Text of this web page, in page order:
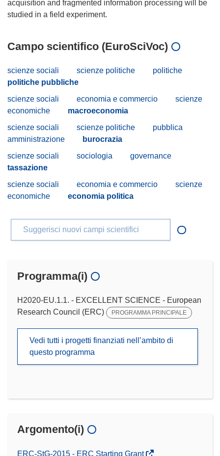
acquisition and fragmented information processing will be
Campo scientifico (EuroSciVoc)
scienze sociali scienze politiche
politiche
politiche pubbliche
scienze sociali
economia e commercio
scienze
economiche
macroeconomia
scienze sociali
scienze politiche
pubblica
amministrazione
burocrazia
scienze sociali
sociologia
governance
tassazione
scienze sociali
economia e commercio
scienze
economiche
economia politica
Suggerisci nuovi campi scientifici
Programma(i)
H2020-EU.1.1. - EXCELLENT SCIENCE - European
Research Council (ERC)
PROGRAMMA PRINCIPALE
Vedi tutti i progetti finanziati nell’ambito di
questo programma
Argomento(i)
ERC-StG-2015 - ERC Starting Grant